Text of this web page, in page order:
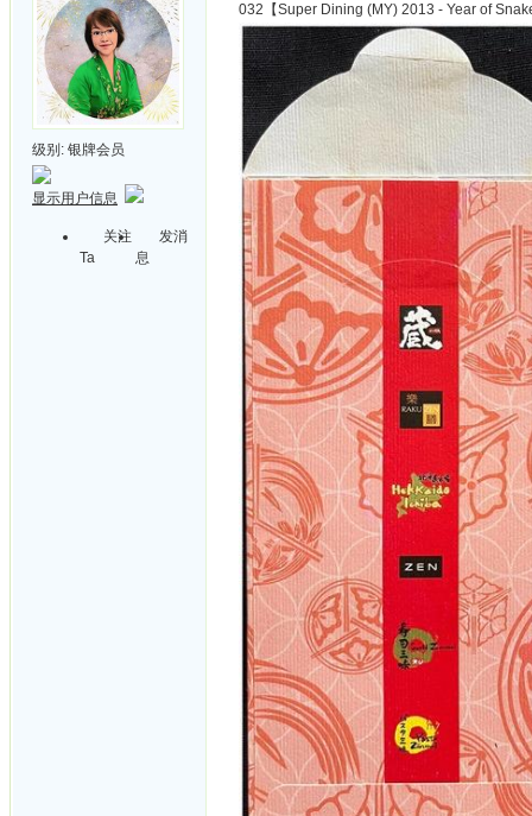
级别: 银牌会员
显示用户信息
关注
Ta
发消
息
032【Super Dining (MY) 2013 - Year of